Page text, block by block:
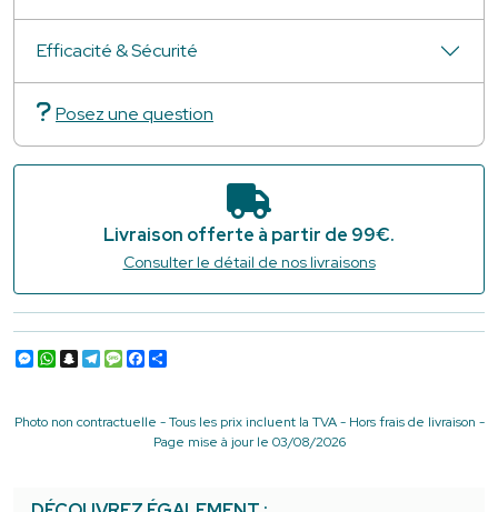
Efficacité & Sécurité
Posez une question
Livraison offerte à partir de 99€.
Consulter le détail de nos livraisons
Messenger
WhatsApp
Snapchat
Telegram
Message
Facebook
Photo non contractuelle - Tous les prix incluent la TVA - Hors frais de livraison -
Page mise à jour le 03/08/2026